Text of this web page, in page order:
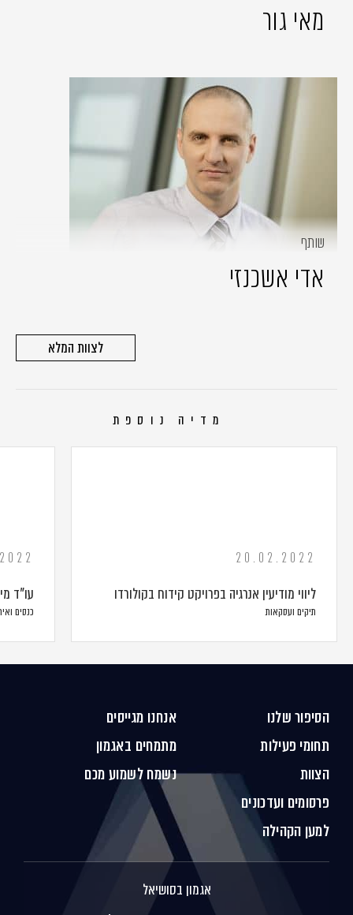
מאי גור
שותף
אדי אשכנזי
לצוות המלא
מדיה נוספת
20.02.2022
ליווי מודיעין אנרגיה בפרויקט קידוח בקולורדו
תיקים ועסקאות
עו"ד
כנסים
הסיפור שלנו
תחומי פעילות
הצוות
פרסומים ועדכונים
למען הקהילה
אנחנו מגייסים
מתמחים באגמון
נשמח לשמוע מכם
אגמון בסושיאל